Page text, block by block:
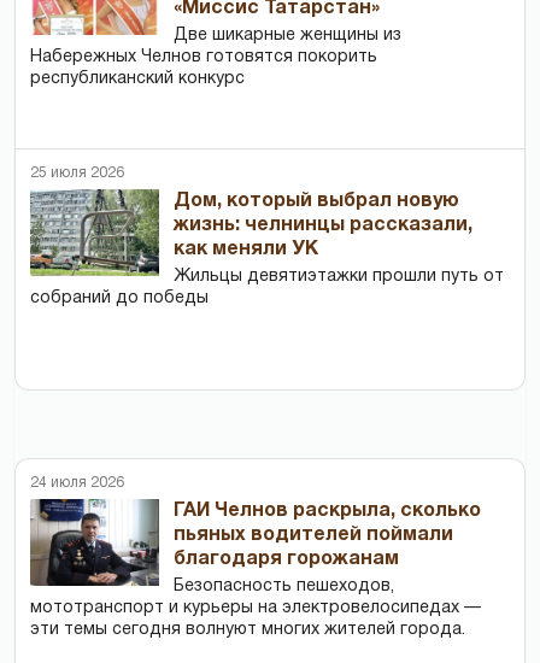
«Миссис Татарстан»
Две шикарные женщины из
Набережных Челнов готовятся покорить
республиканский конкурс
25 июля 2026
Дом, который выбрал новую
жизнь: челнинцы рассказали,
как меняли УК
Жильцы девятиэтажки прошли путь от
собраний до победы
24 июля 2026
ГАИ Челнов раскрыла, сколько
пьяных водителей поймали
благодаря горожанам
Безопасность пешеходов,
мототранспорт и курьеры на электровелосипедах —
эти темы сегодня волнуют многих жителей города.